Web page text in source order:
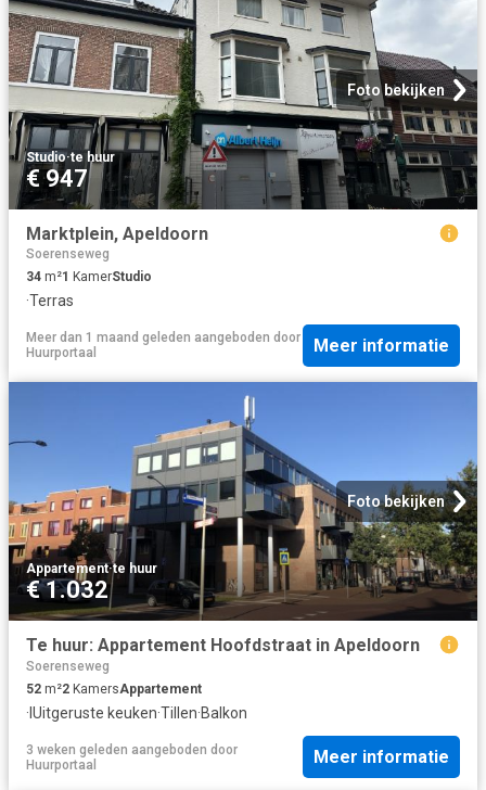
Foto bekijken
Studio·te huur
€ 947
Marktplein, Apeldoorn
Soerenseweg
34 m²1 KamerStudio
·Terras
Meer dan 1 maand geleden aangeboden door
Huurportaal
Meer informatie
Foto bekijken
Appartement·te huur
€ 1.032
Te huur: Appartement Hoofdstraat in Apeldoorn
Soerenseweg
52 m²2 KamersAppartement
· IUitgeruste keuken·Tillen·Balkon
3 weken geleden aangeboden door
Huurportaal
Meer informatie